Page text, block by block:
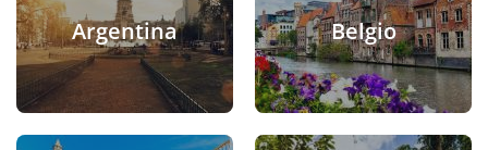
Argentina Belgio